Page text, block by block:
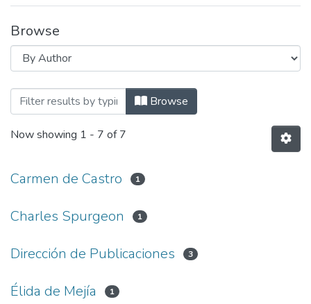
Browse
Browsing Revista Conectar N°1 by
Browse
Now showing 1 - 7 of 7
Carmen de Castro 1
Charles Spurgeon 1
Dirección de Publicaciones 3
Élida de Mejía 1